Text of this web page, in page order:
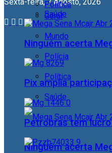
Geral
Mundo
Polícia
Política
Saúde
Ninguém acerta
Política
Saúde
Ninguém acerta
Pix amplia
Petrobras tem